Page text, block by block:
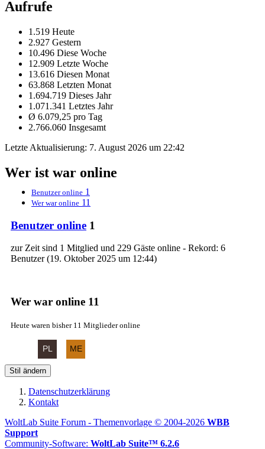
Aufrufe
1.519 Heute
2.927 Gestern
10.496 Diese Woche
12.909 Letzte Woche
13.616 Diesen Monat
63.868 Letzten Monat
1.694.719 Dieses Jahr
1.071.341 Letztes Jahr
Ø 6.079,25 pro Tag
2.766.060 Insgesamt
Letzte Aktualisierung: 7. August 2026 um 22:42
Wer ist war online
Benutzer online 1
Wer war online 11
Benutzer online 1
zur Zeit sind 1 Mitglied und 229 Gäste online - Rekord: 6
Benutzer (19. Oktober 2025 um 12:44)
Wer war online 11
Heute waren bisher 11 Mitglieder online
Stil ändern
Datenschutzerklärung
Kontakt
WoltLab Suite Forum - Themenvorlage © 2004-2026 WBB
Support
Community-Software: WoltLab Suite™ 6.2.6